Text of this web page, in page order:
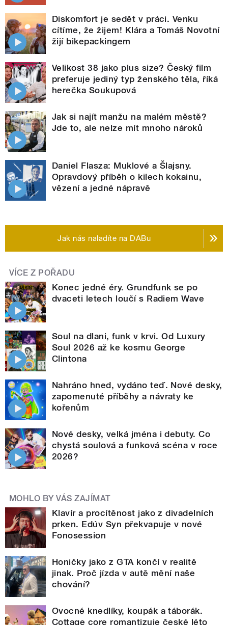
Diskomfort je sedět v práci. Venku
cítíme, že žijem! Klára a Tomáš Novotní
žijí bikepackingem
Velikost 38 jako plus size? Český film
preferuje jediný typ ženského těla, říká
herečka Soukupová
Jak si najít manžu na malém městě?
Jde to, ale nelze mít mnoho nároků
Daniel Flasza: Muklové a Šlajsny.
Opravdový příběh o kilech kokainu,
vězení a jedné nápravě
Jak nás naladíte na DABu
VÍCE Z POŘADU
Konec jedné éry. Grundfunk se po
dvaceti letech loučí s Radiem Wave
Soul na dlani, funk v krvi. Od Luxury
Soul 2026 až ke kosmu George
Clintona
Nahráno hned, vydáno teď. Nové desky,
zapomenuté příběhy a návraty ke
kořenům
Nové desky, velká jména i debuty. Co
chystá soulová a funková scéna v roce
2026?
MOHLO BY VÁS ZAJÍMAT
Klavír a procítěnost jako z divadelních
prken. Edúv Syn překvapuje v nové
Fonosession
Honičky jako z GTA končí v realitě
jinak. Proč jízda v autě mění naše
chování?
Ovocné knedlíky, koupák a táborák.
Cottage core romantizuje české léto